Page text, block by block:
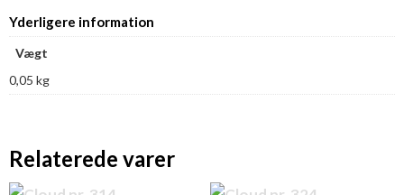
Yderligere information
Vægt
0,05 kg
Relaterede varer